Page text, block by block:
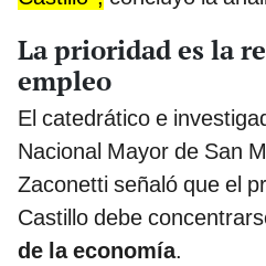
La prioridad es la
empleo
El catedrático e
Nacional Mayor de San
Zaconetti señaló que el
Castillo debe
de la economía.